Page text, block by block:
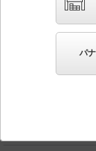
天井埋込型
型調光タイプ
放型 Hf蛍光灯
力型2灯・6900
パ